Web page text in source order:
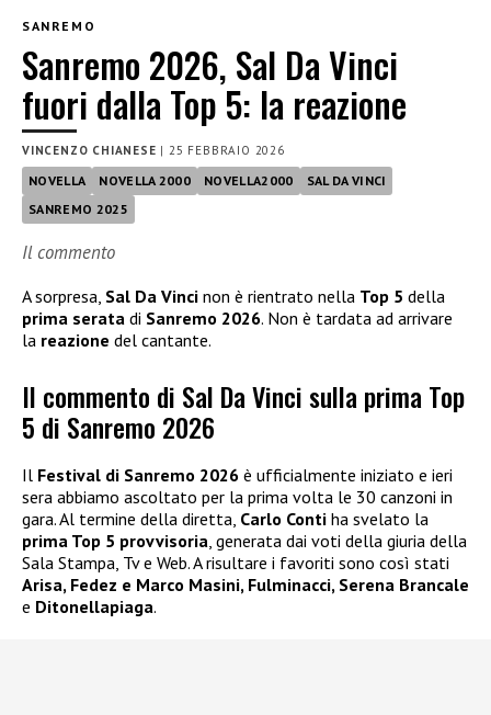
SANREMO
Sanremo 2026, Sal Da Vinci
fuori dalla Top 5: la reazione
VINCENZO CHIANESE | 25 FEBBRAIO 2026
NOVELLA NOVELLA 2000 NOVELLA2000
SAL DA VINCI
SANREMO 2025
Il commento
A sorpresa, Sal Da Vinci non è rientrato nella Top 5 della
prima serata di Sanremo 2026. Non è tardata ad arrivare
la reazione del cantante.
Il commento di Sal Da Vinci sulla prima Top
5 di Sanremo 2026
Il Festival di Sanremo 2026 è ufficialmente iniziato e ieri
sera abbiamo ascoltato per la prima volta le 30 canzoni in
gara. Al termine della diretta, Carlo Conti ha svelato la
prima Top 5 provvisoria , generata dai voti della giuria della
Sala Stampa, Tv e Web. A risultare i favoriti sono così stati
Arisa, Fedez e Marco Masini, Fulminacci, Serena Brancale
e Ditonellapiaga.